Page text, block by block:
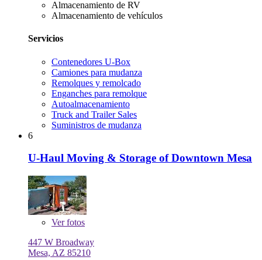
Almacenamiento de RV
Almacenamiento de vehículos
Servicios
Contenedores U-Box
Camiones para mudanza
Remolques y remolcado
Enganches para remolque
Autoalmacenamiento
Truck and Trailer Sales
Suministros de mudanza
6
U-Haul Moving & Storage of Downtown Mesa
Verfotos
447 W Broadway
Mesa, AZ 85210